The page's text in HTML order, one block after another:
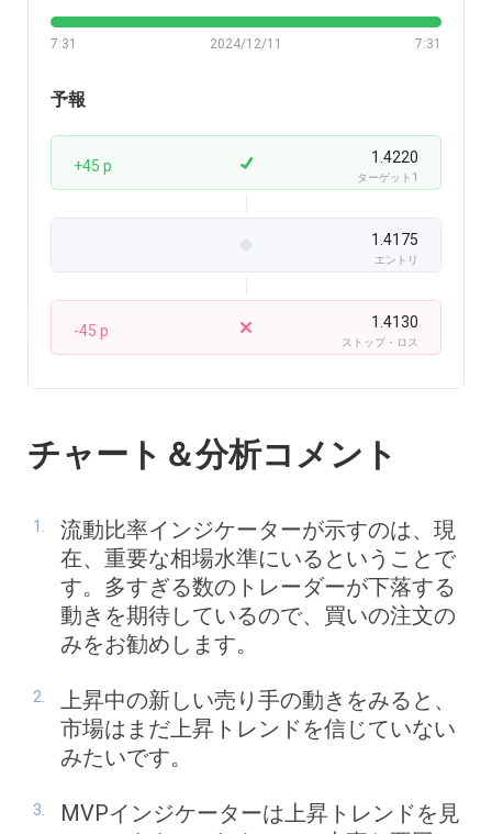
7:31 7:31
2024/12/11
予報
+45 p 1.4220
ターゲット1
1.4175
エントリ
-45 p 1.4130
ストップ・ロス
チャート＆分析コメント
流動比率インジケーターが示すのは、現
在、重要な相場水準にいるということで
す。多すぎる数のトレーダーが下落する
動きを期待しているので、買いの注文の
みをお勧めします。
上昇中の新しい売り手の動きをみると、
市場はまだ上昇トレンドを信じていない
みたいです。
MVPインジケーターは上昇トレンドを見